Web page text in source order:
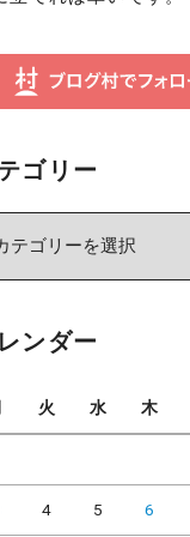
ゴリー
ンダー
火 水 木
4 5 6